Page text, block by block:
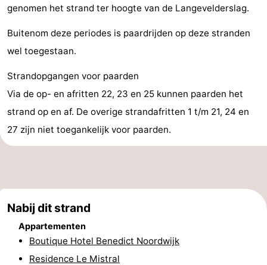
Steden
Sporten
-
Fietsen
-
Wandelen
Paardrijden
-
Surfen
drinken
Evenementen
Praktisch
genomen het strand ter hoogte van de Langevelderslag.
Buitenom deze periodes is paardrijden op deze stranden
wel toegestaan.
Strandopgangen voor paarden
Via de op- en afritten 22, 23 en 25 kunnen paarden het
strand op en af. De overige strandafritten 1 t/m 21, 24 en
27 zijn niet toegankelijk voor paarden.
Nabij dit strand
Appartementen
Boutique Hotel Benedict Noordwijk
Residence Le Mistral